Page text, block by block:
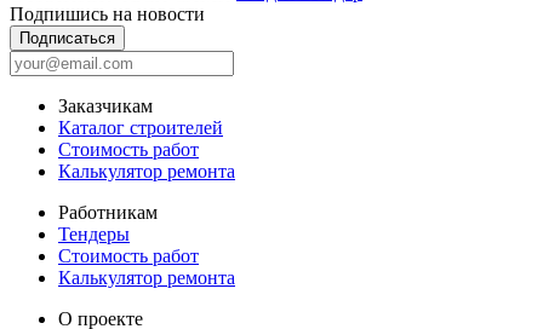
Подпишись на новости
Подписаться
Заказчикам
Каталог строителей
Стоимость работ
Калькулятор ремонта
Работникам
Тендеры
Стоимость работ
Калькулятор ремонта
О проекте